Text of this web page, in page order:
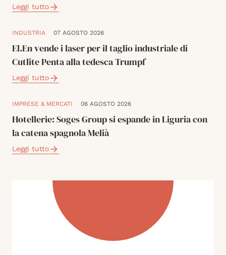
Leggi tutto
INDUSTRIA 07 AGOSTO 2026
El.En vende i laser per il taglio industriale di
Cutlite Penta alla tedesca Trumpf
Leggi tutto
IMPRESE & MERCATI 06 AGOSTO 2026
Hotellerie: Soges Group si espande in Liguria con
la catena spagnola Melià
Leggi tutto